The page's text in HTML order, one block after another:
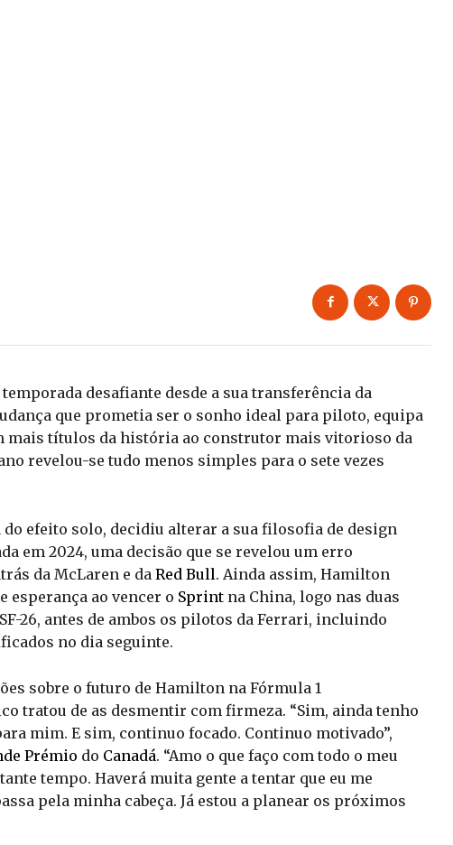
desafiante desde a sua transferência da
que prometia ser o sonho ideal para piloto, equipa
mais títulos da história ao construtor mais vitorioso da
revelou-se tudo menos simples para o sete vezes
do efeito solo, decidiu alterar a sua filosofia de design
em 2024, uma decisão que se revelou um erro
da McLaren e da Red Bull. Ainda assim, Hamilton
esperança ao vencer o Sprint na China, logo nas duas
26, antes de ambos os pilotos da Ferrari, incluindo
no dia seguinte.
sobre o futuro de Hamilton na Fórmula 1
tratou de as desmentir com firmeza. “Sim, ainda tenho
mim. E sim, continuo focado. Continuo motivado”,
Prémio do Canadá. “Amo o que faço com todo o meu
tempo. Haverá muita gente a tentar que eu me
pela minha cabeça. Já estou a planear os próximos